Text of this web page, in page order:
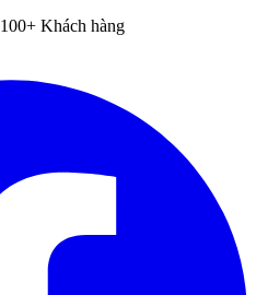
100+ Khách hàng